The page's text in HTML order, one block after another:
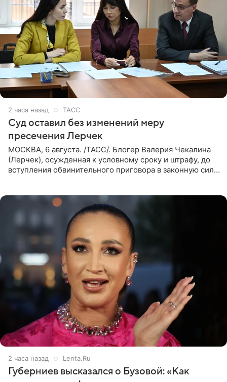
2 часа назад ТАСС
Суд оставил без изменений меру
пресечения Лерчек
МОСКВА, 6 августа. /ТАСС/. Блогер Валерия Чекалина
(Лерчек), осужденная к условному сроку и штрафу, до
вступления обвинительного приговора в законную силу
2 часа назад Lenta.Ru
Губерниев высказался о Бузовой: «Как